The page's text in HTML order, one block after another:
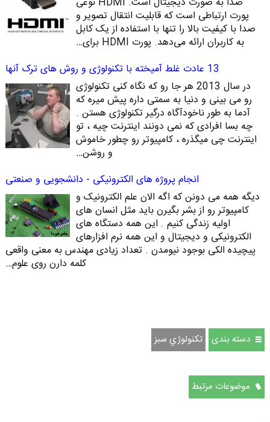
پورت ارتباطی است که قابلیت انتقال تصویر و
صدا با کیفیت بالا را تنها با استفاده از یک کابل
به کاربران ارائه می‌دهد. پورت HDMI برای…
13 عادت غلط آمیخته با تکنولوژی و روش های ترک آنها
در سال 2013 هر جا رو که نگاه کنی تکنولوژی
رو می بینی و دنیا به سمتی داره پیش میره که
آدما به طور ناخودآگاه درگیر تکنولوژی هستن .
چه بسا افرادی که نمی دونند اینترنت چیه ، تو
اینترنت چی میگذره ، کامپیوتر رو چطور خاموش
و روشن…
انجام پروژه های الکترونیکی - دانشجویی و صنعتی
دیگه همه می دونن که اگه الان علم الکترونیک و
کامپیوتر رو از بشر بگیرن باید مثل انسان های
اولیه زندگی کنیم . این همه دستگاه های
الکترونیکی و دیجیتال و این همه نرم افزارهای
پیچیده الکی بوجود نیومدن . تعداد زیادی مهندس به معنی واقعی
کلمه دارن روی علوم…
دسته بندی تكنولوژي سبز
موضوعات مرتبط